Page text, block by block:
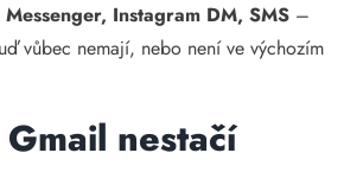
Messenger, Instagram DM, SMS –
vůbec nemají, nebo není ve výchozím
Gmail nestačí